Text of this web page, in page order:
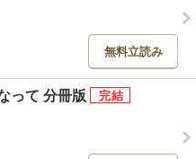
無料立読み
って 分冊版